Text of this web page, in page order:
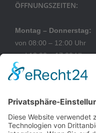
ÖFFNUNGSZEITEN:
Montag – Donnerstag:
von 08:00 – 12:00 Uhr
und 13:00 – 17:00 Uhr
Freitag:
von 08:00 – 12:00 Uhr
NAVIGATION